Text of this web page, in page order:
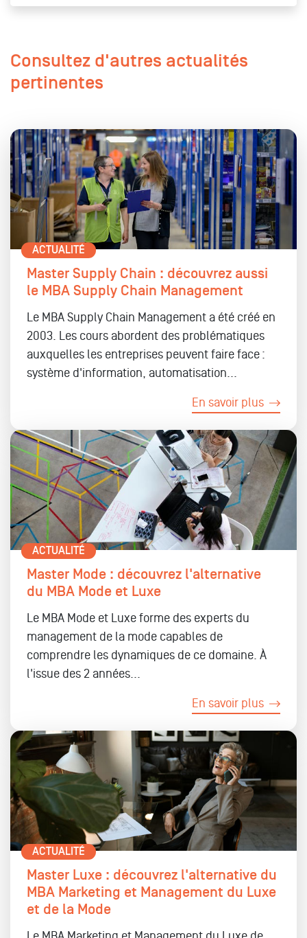
Consultez d'autres actualités
pertinentes
ACTUALITÉ
Master Supply Chain : découvrez aussi
le MBA Supply Chain Management
Le MBA Supply Chain Management a été créé en
2003. Les cours abordent des problématiques
auxquelles les entreprises peuvent faire face :
système d'information, automatisation...
En savoir plus
ACTUALITÉ
Master Mode : découvrez l'alternative
du MBA Mode et Luxe
Le MBA Mode et Luxe forme des experts du
management de la mode capables de
comprendre les dynamiques de ce domaine. À
l'issue des 2 années...
En savoir plus
ACTUALITÉ
Master Luxe : découvrez l'alternative du
MBA Marketing et Management du Luxe
et de la Mode